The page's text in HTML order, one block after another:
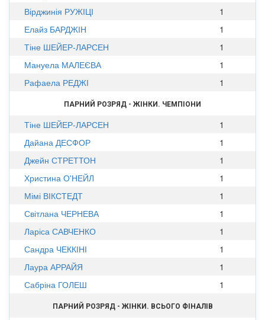
Вірджинія РУЖІЦІ
1
Елайз БАРДЖІН
1
Тіне ШЕЙЕР-ЛАРСЕН
1
Мануела МАЛЕЄВА
1
Рафаела РЕДЖІ
1
ПАРНИЙ РОЗРЯД - ЖІНКИ. ЧЕМПІОНИ
Тіне ШЕЙЕР-ЛАРСЕН
1
Дайана ДЕСФОР
1
Джейн СТРЕТТОН
1
Христина О'НЕЙЛ
1
Мімі ВІКСТЕДТ
1
Світлана ЧЕРНЕВА
1
Ларіса САВЧЕНКО
1
Сандра ЧЕККІНІ
1
Лаура АРРАЙЯ
1
Сабріна ГОЛЕШ
1
ПАРНИЙ РОЗРЯД - ЖІНКИ. ВСЬОГО ФІНАЛІВ